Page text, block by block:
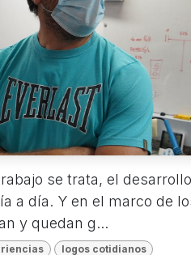
se trata, el
a día. Y en el marco de
y quedan g...
logos cotidianos